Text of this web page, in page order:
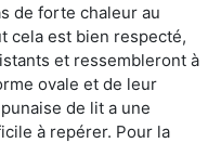
de forte chaleur au
cela est bien respecté,
et ressembleront à
ovale et de leur
de lit a une
à repérer. Pour la